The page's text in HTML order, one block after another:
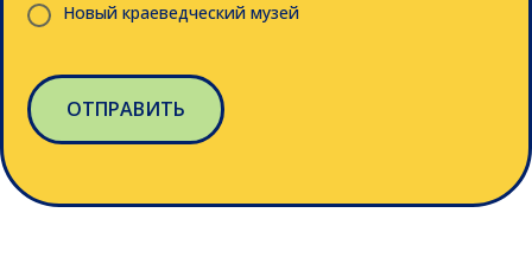
Новый краеведческий музей
ОТПРАВИТЬ